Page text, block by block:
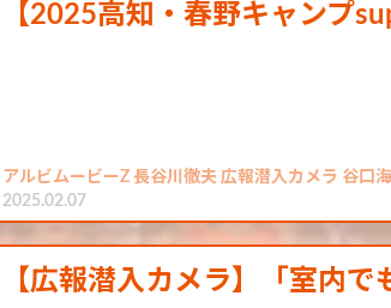
【2025高知・春野キャンプ
アルビムービーZ 長谷川徹夫 広報潜入カメラ 谷口
2025.02.07
【広報潜入カメラ】「室内で